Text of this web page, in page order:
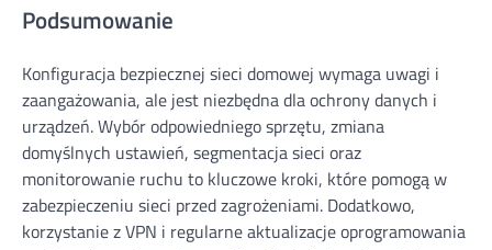
Podsumowanie
Konfiguracja bezpiecznej sieci domowej wymaga uwagi i
zaangażowania, ale jest niezbędna dla ochrony danych i
urządzeń. Wybór odpowiedniego sprzętu, zmiana
domyślnych ustawień, segmentacja sieci oraz
monitorowanie ruchu to kluczowe kroki, które pomogą w
zabezpieczeniu sieci przed zagrożeniami. Dodatkowo,
korzystanie z VPN i regularne aktualizacje oprogramowania